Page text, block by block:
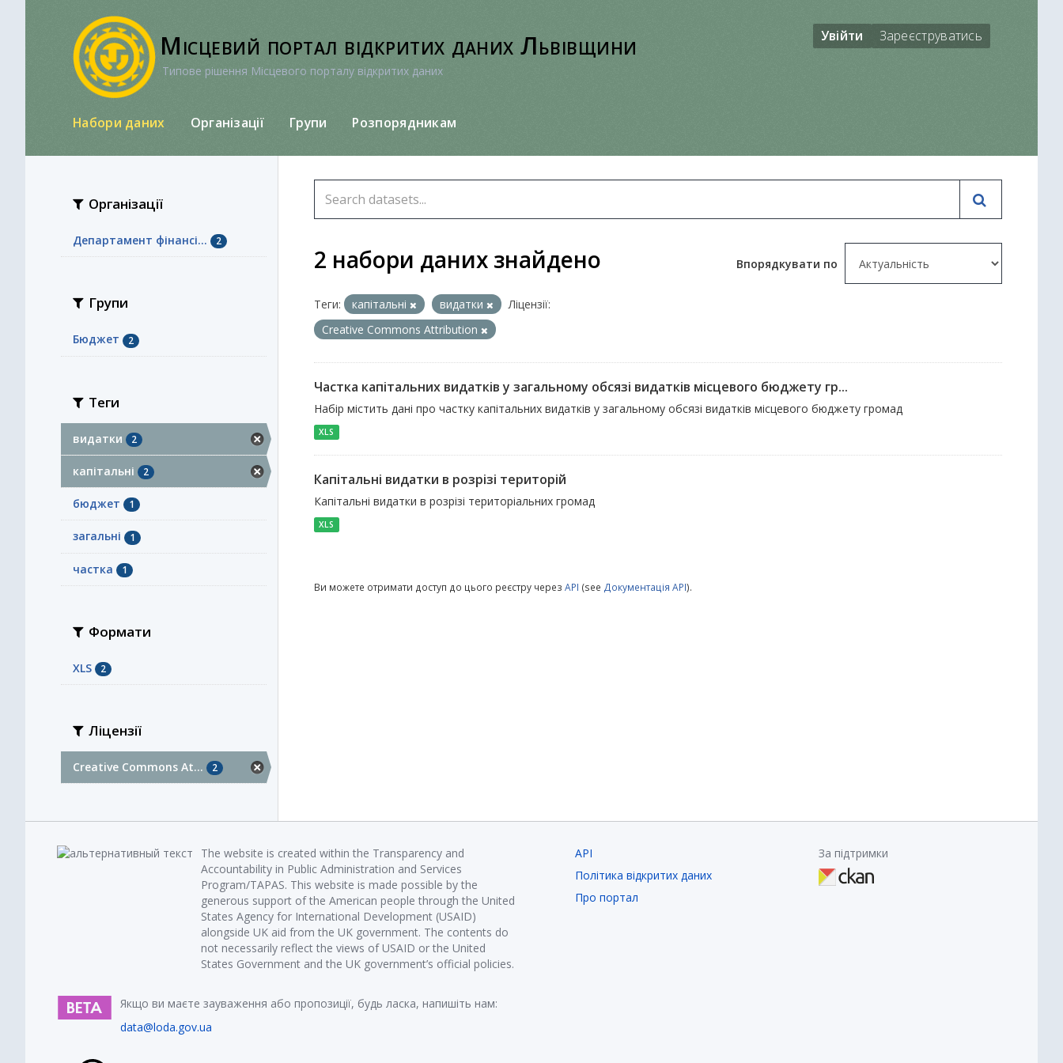
Місцевий портал відкритих даних Львівщини
Типове рішення Місцевого порталу відкритих даних
Увійти Зареєструватись
Набори даних Організації Групи Розпорядникам
Організації
Департамент фінансі... 2
Групи
Бюджет 2
Теги
видатки 2
капітальні 2
бюджет 1
загальні 1
частка 1
Формати
XLS 2
Ліцензії
Creative Commons At... 2
Впорядкувати по
2 набори даних знайдено
Теги: капітальні видатки
Ліцензії:
Creative Commons Attribution
Частка капітальних видатків у загальному обсязі видатків місцевого бюджету гр...
Набір містить дані про частку капітальних видатків у загальному обсязі видатків місцевого бюджету громад
XLS
Капітальні видатки в розрізі територій
Капітальні видатки в розрізі територіальних громад
XLS
Ви можете отримати доступ до цього реєстру через API (see Документація API).
The website is created within the Transparency and
Accountability in Public Administration and Services
Program/TAPAS. This website is made possible by the
generous support of the American people through the United
States Agency for International Development (USAID)
alongside UK aid from the UK government. The contents do
not necessarily reflect the views of USAID or the United
States Government and the UK government’s official policies.
Якщо ви маєте зауваження або пропозиції, будь ласка, напишіть нам:
data@loda.gov.ua
API
Політика відкритих даних
Про портал
За підтримки